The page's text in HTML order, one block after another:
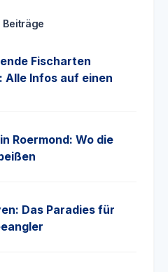
Beiträge
Fischarten
Alle Infos auf einen
Roermond: Wo die
Das Paradies für